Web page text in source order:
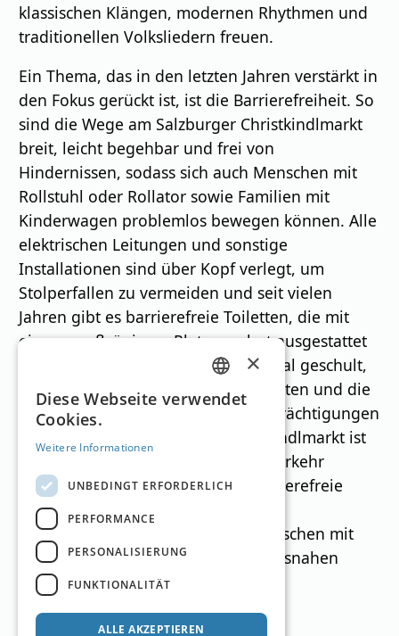
klassischen Klängen, modernen Rhythmen und
traditionellen Volksliedern freuen.
Ein Thema, das in den letzten Jahren verstärkt in
den Fokus gerückt ist, ist die Barrierefreiheit. So
sind die Wege am Salzburger Christkindlmarkt
breit, leicht begehbar und frei von
Hindernissen, sodass sich auch Menschen mit
Rollstuhl oder Rollator sowie Familien mit
Kinderwagen problemlos bewegen können. Alle
elektrischen Leitungen und sonstige
Installationen sind über Kopf verlegt, um
Stolperfallen zu vermeiden und seit vielen
Jahren gibt es barrierefreie Toiletten, die mit
einem großzügigem Platzangebot ausgestattet
sind. Darüber hinaus ist das Personal geschult,
um bei Bedarf Unterstützung zu leisten und die
Wünsche von Besuchern mit Beeinträchtigungen
zu erfüllen. Der Salzburger Christkindlmarkt ist
auch gut an den öffentlichen Nahverkehr
angebunden und verfügt über barrierefreie
Haltestellen in der Nähe, spezielle
kostenpflichtige Parkplätze für Menschen mit
Behinderung gibt es in der zentrumsnahen
Altstadtgarage im Mönchsberg.
GERMAN
×
Diese Webseite verwendet
Cookies.
Weitere Informationen
UNBEDINGT ERFORDERLICH
PERFORMANCE
PERSONALISIERUNG
FUNKTIONALITÄT
ALLE AKZEPTIEREN